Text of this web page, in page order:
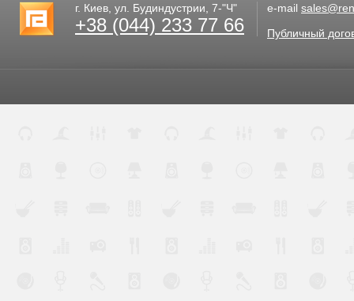
г. Киев, ул. Будиндустрии, 7-"Ч"
+38 (044) 233 77 66
e-mail
Публичный